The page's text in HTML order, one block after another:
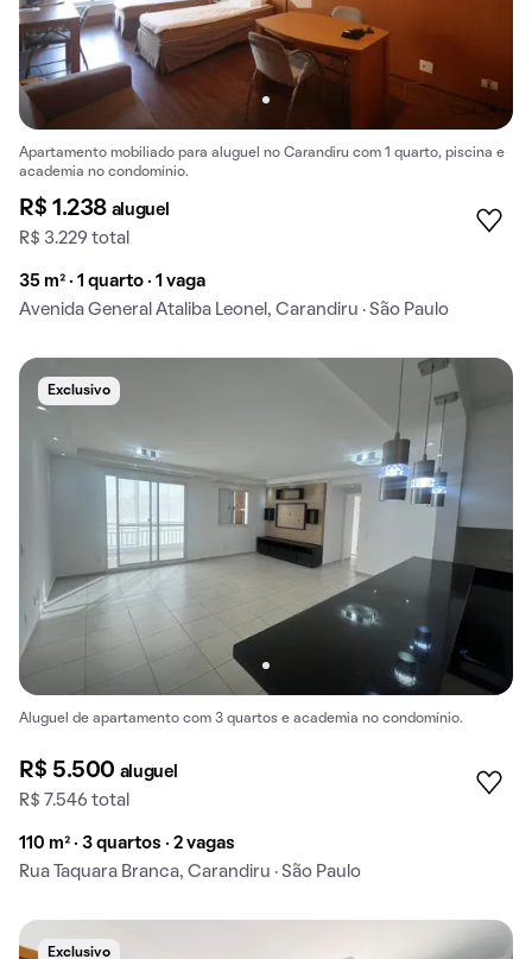
Apartamento mobiliado para aluguel no Carandiru com 1 quarto, piscina e
academia no condomínio.
R$ 1.238 aluguel
R$ 3.229 total
35 m² · 1 quarto · 1 vaga
Avenida General Ataliba Leonel, Carandiru · São Paulo
Exclusivo
Aluguel de apartamento com 3 quartos e academia no condomínio.
R$ 5.500 aluguel
R$ 7.546 total
110 m² · 3 quartos · 2 vagas
Rua Taquara Branca, Carandiru · São Paulo
Exclusivo